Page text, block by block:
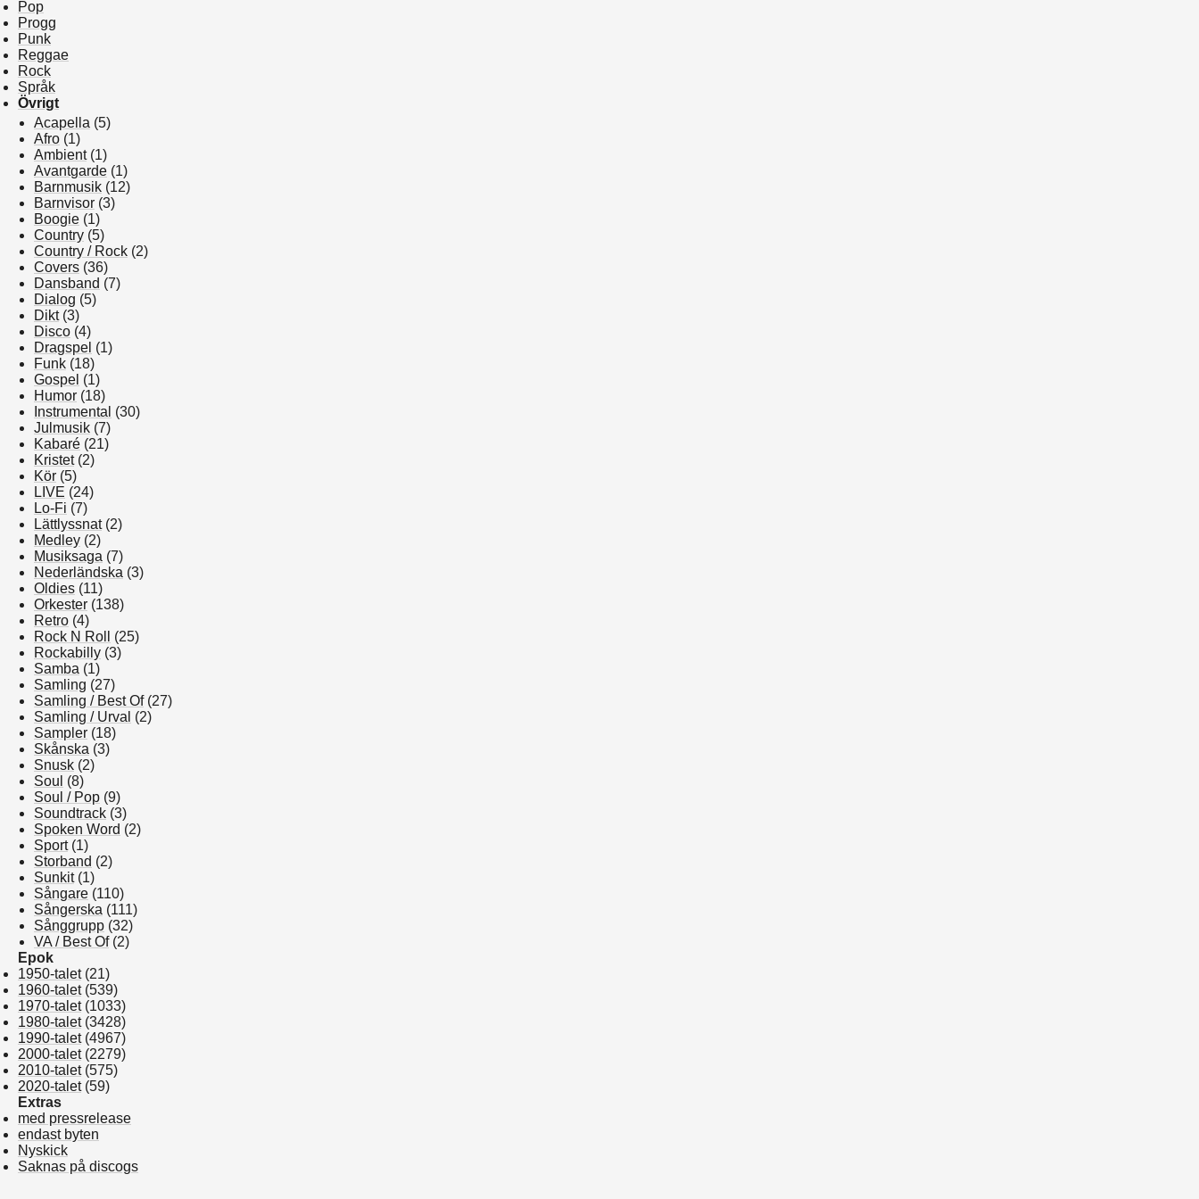
Pop
Progg
Punk
Reggae
Rock
Språk
Övrigt
Acapella (5)
Afro (1)
Ambient(1)
Avantgarde (1)
Barnmusik (12)
Barnvisor (3)
Boogie (1)
Country (5)
Country / Rock (2)
Covers (36)
Dansband (7)
Dialog (5)
Dikt(3)
Disco (4)
Dragspel (1)
Funk (18)
Gospel (1)
Humor (18)
Instrumental (30)
Julmusik (7)
Kabaré (21)
Kristet(2)
Kör (5)
LIVE (24)
Lo-Fi (7)
Lättlyssnat(2)
Medley (2)
Musiksaga (7)
Nederländska (3)
Oldies (11)
Orkester (138)
Retro (4)
Rock N Roll
(25)
Rockabilly (3)
Samba (1)
Samling (27)
Samling / Best Of(27)
Samling / Urval (2)
Sampler (18)
Skånska (3)
Snusk (2)
Soul (8)
Soul / Pop (9)
Soundtrack (3)
Spoken Word (2)
Sport(1)
Storband (2)
Sunkit(1)
Sångare (110)
Sångerska (111)
Sånggrupp (32)
VA / Best Of(2)
Epok
1950-talet(21)
1960-talet(539)
1970-talet(1033)
1980-talet(3428)
1990-talet(4967)
2000-talet(2279)
2010-talet(575)
2020-talet(59)
Extras
med pressrelease
endast byten
Nyskick
Saknas på discogs